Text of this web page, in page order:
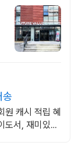
송
원 캐시 적립 혜
도서, 재미있게